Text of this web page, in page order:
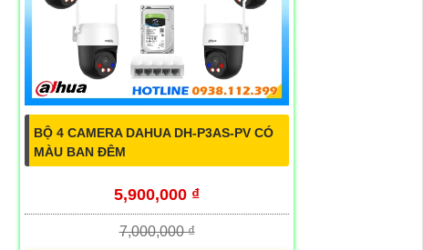
BỘ 4 CAMERA DAHUA DH-P3AS-PV CÓ
MÀU BAN ĐÊM
5,900,000 ₫
7,000,000 ₫